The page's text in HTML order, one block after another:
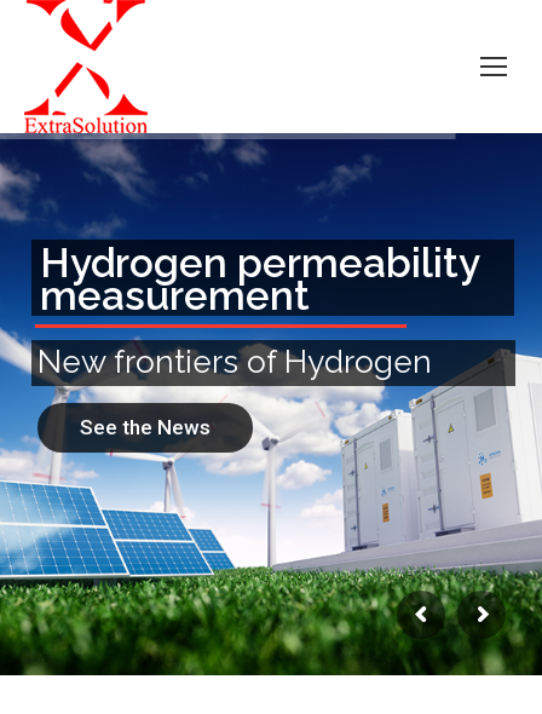
Hydrogen permeability
measurement
New frontiers of Hydrogen
See the News